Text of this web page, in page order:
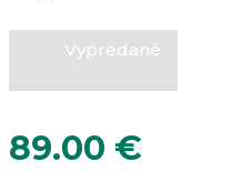
Vypredané
89.00 €